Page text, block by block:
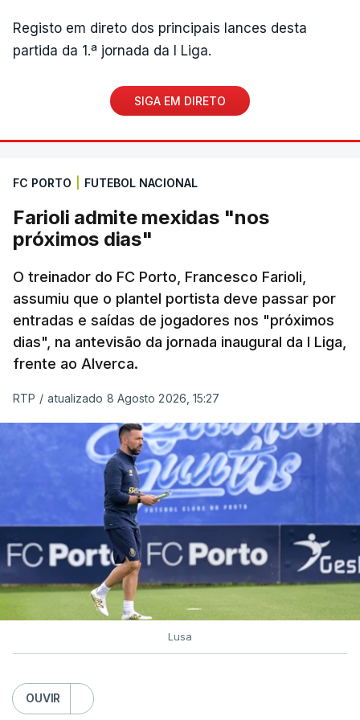
Registo em direto dos principais lances desta
partida da 1.ª jornada da I Liga.
SIGA EM DIRETO
FC PORTO FUTEBOL NACIONAL
Farioli admite mexidas "nos
próximos dias"
O treinador do FC Porto, Francesco Farioli,
assumiu que o plantel portista deve passar por
entradas e saídas de jogadores nos "próximos
dias", na antevisão da jornada inaugural da I Liga,
frente ao Alverca.
RTP / atualizado 8 Agosto 2026, 15:27
Lusa
OUVIR